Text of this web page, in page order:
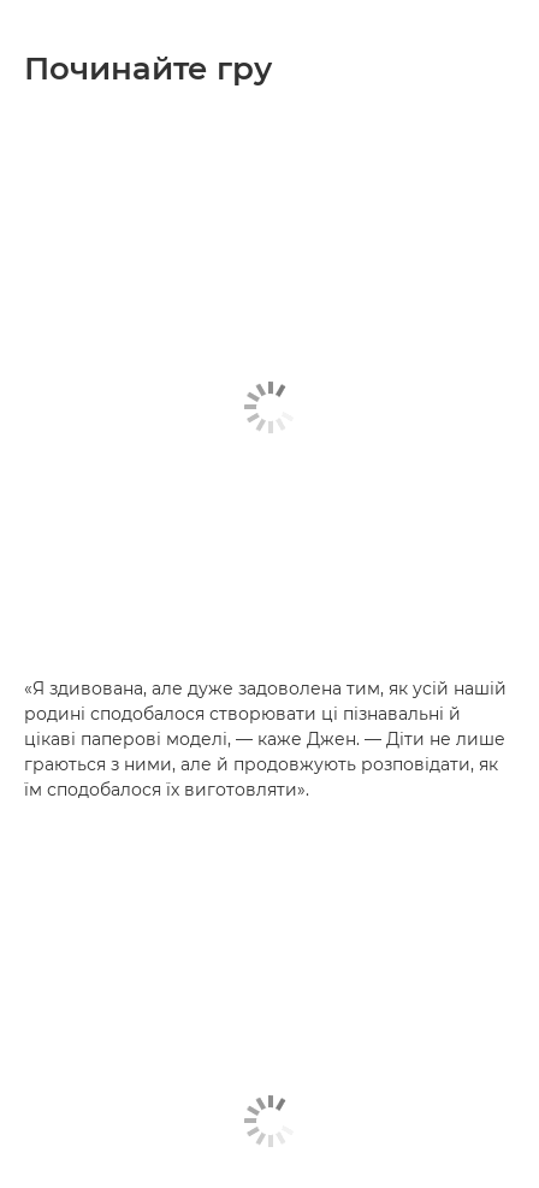
Починайте гру
«Я здивована, але дуже задоволена тим, як усій нашій
родині сподобалося створювати ці пізнавальні й
цікаві паперові моделі, — каже Джен. — Діти не лише
граються з ними, але й продовжують розповідати, як
їм сподобалося їх виготовляти».